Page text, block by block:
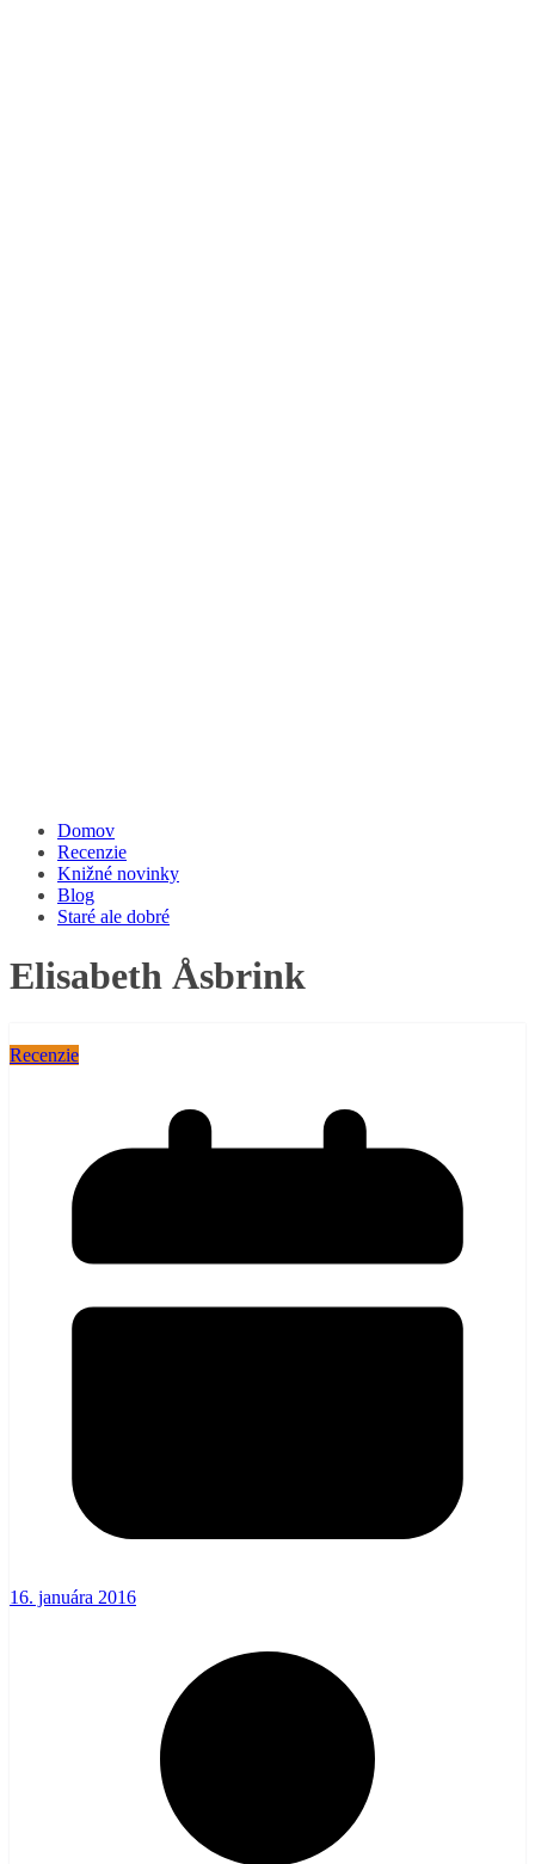
Domov
Recenzie
Knižné novinky
Blog
Staré ale dobré
Elisabeth Åsbrink
Recenzie
16. januára 2016